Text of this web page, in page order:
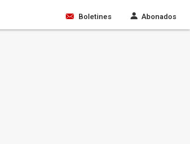
Boletines Abonados